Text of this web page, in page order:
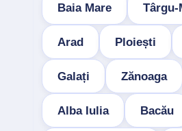
Baia Mare Târgu-
Arad Ploiești
Galați Zănoaga
Alba Iulia Bacău